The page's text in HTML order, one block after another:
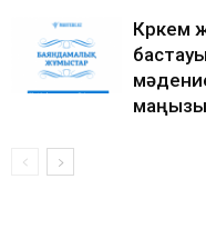
Көркем
маңызы